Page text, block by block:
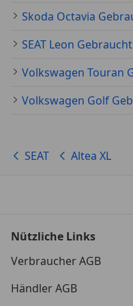
SEAT Leon Gebraucht
SEAT Altea XL
Nützliche Links
Verbraucher AGB
Händler AGB